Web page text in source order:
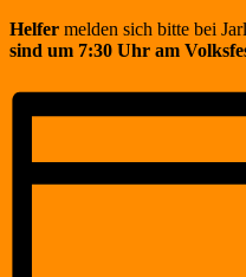
Helfer melden sich bitte bei
sind um 7:30 Uhr am